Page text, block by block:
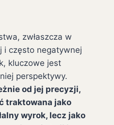
zwłaszcza w
i często negatywnej
kluczowe jest
perspektywy.
od jej precyzji,
traktowana jako
wyrok, lecz jako